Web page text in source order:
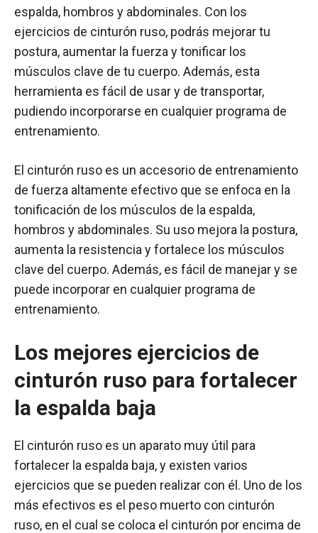
espalda, hombros y abdominales. Con los
ejercicios de cinturón ruso, podrás mejorar tu
postura, aumentar la fuerza y tonificar los
músculos clave de tu cuerpo. Además, esta
herramienta es fácil de usar y de transportar,
pudiendo incorporarse en cualquier programa de
entrenamiento.
El cinturón ruso es un accesorio de entrenamiento
de fuerza altamente efectivo que se enfoca en la
tonificación de los músculos de la espalda,
hombros y abdominales. Su uso mejora la postura,
aumenta la resistencia y fortalece los músculos
clave del cuerpo. Además, es fácil de manejar y se
puede incorporar en cualquier programa de
entrenamiento.
Los mejores ejercicios de
cinturón ruso para fortalecer
la espalda baja
El cinturón ruso es un aparato muy útil para
fortalecer la espalda baja, y existen varios
ejercicios que se pueden realizar con él. Uno de los
más efectivos es el peso muerto con cinturón
ruso, en el cual se coloca el cinturón por encima de